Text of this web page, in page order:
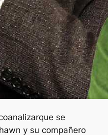
que se
y su compañero